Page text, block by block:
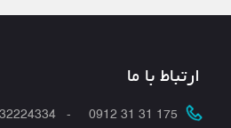
ارتباط با ما
175 31 31 0912 - 026-32224334